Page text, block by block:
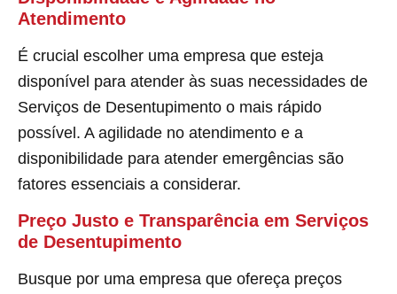
Atendimento
É crucial escolher uma empresa que esteja
disponível para atender às suas necessidades de
Serviços de Desentupimento o mais rápido
possível. A agilidade no atendimento e a
disponibilidade para atender emergências são
fatores essenciais a considerar.
Preço Justo e Transparência em Serviços
de Desentupimento
Busque por uma empresa que ofereça preços